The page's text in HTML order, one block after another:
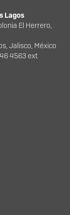
Lagos
El Herrero,
Jalisco, México
4563 ext